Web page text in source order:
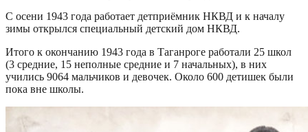
С осени 1943 года работает детприёмник НКВД и к началу
зимы открылся специальный детский дом НКВД.
Итого к окончанию 1943 года в Таганроге работали 25 школ
(3 средние, 15 неполные средние и 7 начальных), в них
учились 9064 мальчиков и девочек. Около 600 детишек были
пока вне школы.